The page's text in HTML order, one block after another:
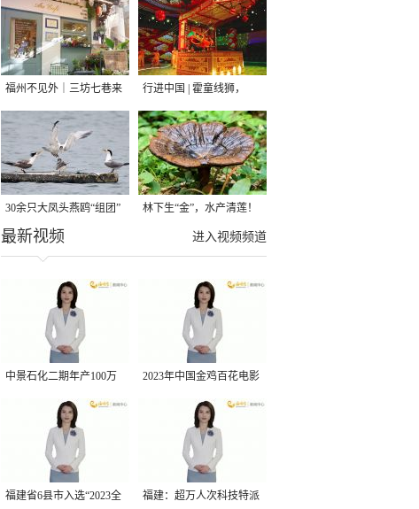
福州不见外｜三坊七巷来
了咖啡“洋掌柜”
行进中国 | 霍童线狮，
“飞”起！
30余只大凤头燕鸥“组团”
做客 厦门集美滨海生态画
卷再添生机
林下生“金”，水产清莲！
福州连江夏日风物上新
进入视频频道
最新视频
中景石化二期年产100万
吨丙烷脱氢项目建成中交
2023年中国金鸡百花电影
节有福电影巡展31日启动
福建省6县市入选“2023全 福建：超万人次科技特派